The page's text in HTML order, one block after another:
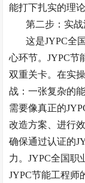
能打下扎实的理论
第二步：实
这是JYPC全
心环节。JYPC节
双重关卡。在实
战：一张复杂的
需要像真正的
改造方案、进行
确保通过认证的
力。JYPC全国职
JYPC节能工程师